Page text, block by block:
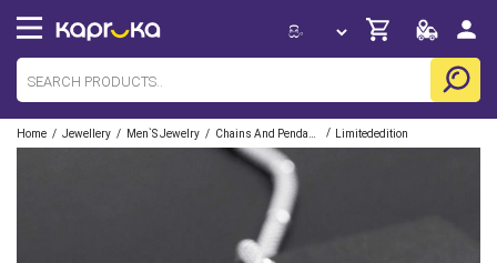
Home / Jewellery / Men`s Jewelry / / Limitededition